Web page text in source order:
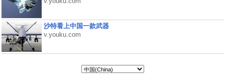
沙特看上中国一款武器
v.youku.com